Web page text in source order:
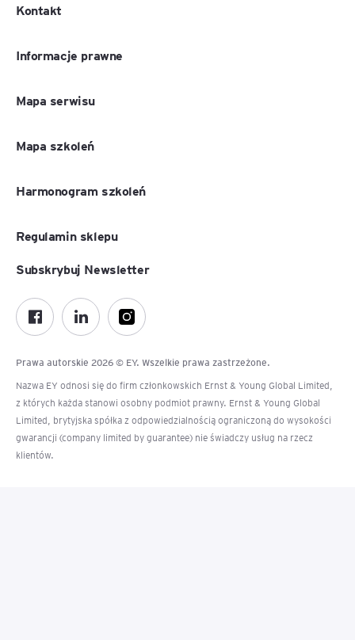
Kontakt
Informacje prawne
Mapa serwisu
Mapa szkoleń
Harmonogram szkoleń
Regulamin sklepu
Prawa autorskie 2026 © EY. Wszelkie prawa zastrzeżone.
Nazwa EY odnosi się do firm członkowskich Ernst & Young Global Limited,
z których każda stanowi osobny podmiot prawny. Ernst & Young Global
Limited, brytyjska spółka z odpowiedzialnością ograniczoną do wysokości
gwarancji (company limited by guarantee) nie świadczy usług na rzecz
klientów.
Subskrybuj Newsletter